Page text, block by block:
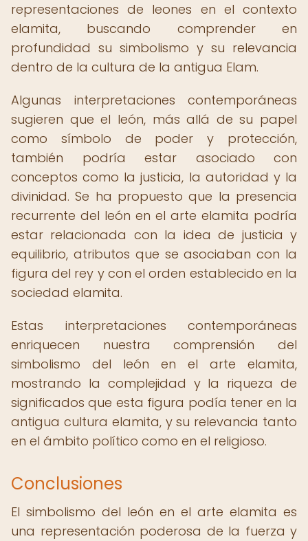
representaciones de leones en el contexto
elamita, buscando comprender en
profundidad su simbolismo y su relevancia
dentro de la cultura de la antigua Elam.
Algunas interpretaciones contemporáneas
sugieren que el león, más allá de su papel
como símbolo de poder y protección,
también podría estar asociado con
conceptos como la justicia, la autoridad y la
divinidad. Se ha propuesto que la presencia
recurrente del león en el arte elamita podría
estar relacionada con la idea de justicia y
equilibrio, atributos que se asociaban con la
figura del rey y con el orden establecido en la
sociedad elamita.
Estas interpretaciones contemporáneas
enriquecen nuestra comprensión del
simbolismo del león en el arte elamita,
mostrando la complejidad y la riqueza de
significados que esta figura podía tener en la
antigua cultura elamita, y su relevancia tanto
en el ámbito político como en el religioso.
Conclusiones
El simbolismo del león en el arte elamita es
una representación poderosa de la fuerza y